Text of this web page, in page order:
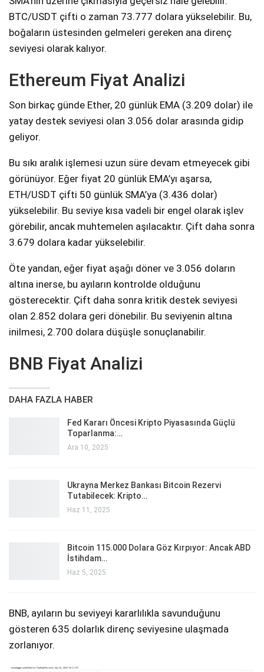
BTC/USDT çifti o zaman 73.777 dolara yükselebilir. Bu,
boğaların üstesinden gelmeleri gereken ana direnç
seviyesi olarak kalıyor.
Ethereum Fiyat Analizi
Son birkaç günde Ether, 20 günlük EMA (3.209 dolar) ile
yatay destek seviyesi olan 3.056 dolar arasında gidip
geliyor.
Bu sıkı aralık işlemesi uzun süre devam etmeyecek gibi
görünüyor. Eğer fiyat 20 günlük EMA’yı aşarsa,
ETH/USDT çifti 50 günlük SMA’ya (3.436 dolar)
yükselebilir. Bu seviye kısa vadeli bir engel olarak işlev
görebilir, ancak muhtemelen aşılacaktır. Çift daha sonra
3.679 dolara kadar yükselebilir.
Öte yandan, eğer fiyat aşağı döner ve 3.056 doların
altına inerse, bu ayıların kontrolde olduğunu
gösterecektir. Çift daha sonra kritik destek seviyesi
olan 2.852 dolara geri dönebilir. Bu seviyenin altına
inilmesi, 2.700 dolara düşüşle sonuçlanabilir.
BNB Fiyat Analizi
DAHA FAZLA HABER
Fed Kararı Öncesi Kripto Piyasasında Güçlü
Toparlanma:…
Ara 10, 2025
Ukrayna Merkez Bankası Bitcoin Rezervi
Tutabilecek: Kripto…
Haz 11, 2025
Bitcoin 115.000 Dolara Göz Kırpıyor: Ancak ABD
İstihdam…
Haz 5, 2025
BNB, ayıların bu seviyeyi kararlılıkla savunduğunu
gösteren 635 dolarlık direnç seviyesine ulaşmada
zorlanıyor.